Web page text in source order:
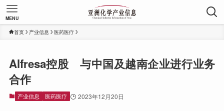
MENU
首页 产业信息 医药医疗
Alfresa控股 与中国及越南企业进行业务
合作
产业信息 医药医疗 2023年12月20日